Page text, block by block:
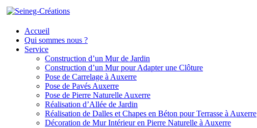
Accueil
Qui sommes nous ?
Service
Construction d’un Mur de Jardin
Construction d’un Mur pour Adapter une Clôture
Pose de Carrelage à Auxerre
Pose de Pavés Auxerre
Pose de Pierre Naturelle Auxerre
Réalisation d’Allée de Jardin
Réalisation de Dalles et Chapes en Béton pour Terrasse à Auxerre
Décoration de Mur Intérieur en Pierre Naturelle à Auxerre